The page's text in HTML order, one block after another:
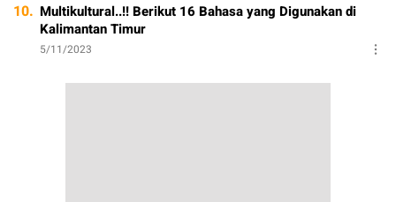
10. Multikultural..!! Berikut 16 Bahasa yang Digunakan di
Kalimantan Timur
5/11/2023